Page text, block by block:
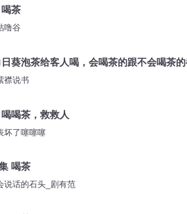
茶
噜谷
葵泡茶给客人喝，会喝茶的跟不会喝茶
襟说书
喝茶，救救人
坏了噻噻噻
喝茶
说话的石头_剧有范